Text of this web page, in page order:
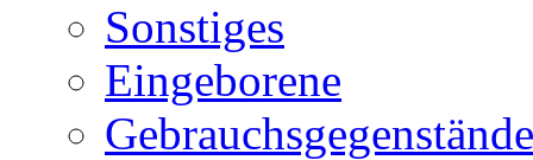
Sonstiges
Eingeborene
Gebrauchsgegenstände